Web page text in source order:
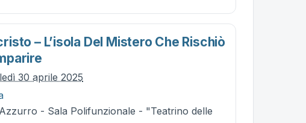
– L’isola Del Mistero Che Rischiò
30 aprile 2025
- Sala Polifunzionale - "Teatrino delle